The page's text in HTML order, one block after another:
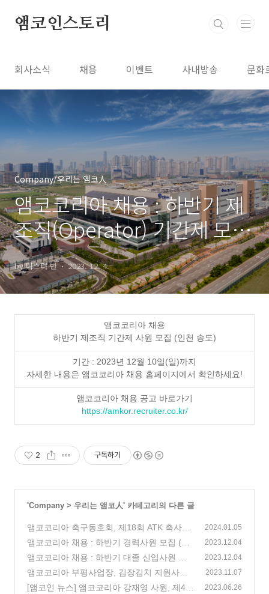
앰코인스토리
회사소식 채용 이벤트 사내방송 문화
Company/우리는 앰코人
앰코코리아 채용 : 하반기 제
조직(Operator) 기간제 모집
(인천 송도)
by 미스터 반 2023. 12. 4.
앰코코리아 채용
하반기 제조직 기간제 사원 모집 (인천 송도)
기간 : 2023년 12월 10일(일)까지
자세한 내용은 앰코코리아 채용 홈페이지에서 확인하세요!
앰코코리아 채용 공고 바로가기
https://amkor.recruiter.co.kr/
2 구독하기
'Company > 우리는 앰코人' 카테고리의 다른 글
앰코코리아 축구동호회, 제18회 ATK 축사모
전사대회 개최
(0)
2024.01.05
앰코코리아 채용 : 하반기 경력사원 모집 (인
천 송도, 광주)
(0)
2023.12.04
앰코코리아 채용 : 하반기 대졸 신입사원 모
집 (인천 송도, 광주)
(0)
2023.12.04
앰코코리아 부평사업장, 김장김치 지원사업
을 위한 급여우수리 기부금 전달
(0)
2023.11.07
[앰코인 뉴스] 앰코코리아 강재영 사원, 제42
2023.06.26